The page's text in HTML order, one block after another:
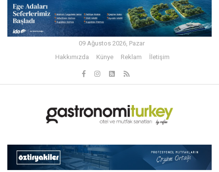
09 Ağustos 2026, Pazar
Hakkımızda
Künye Reklam İletişim